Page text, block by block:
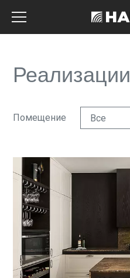
Реализации
Помещение